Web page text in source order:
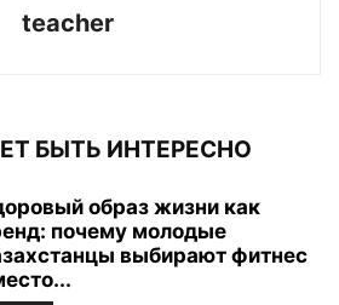
teacher
БЫТЬ ИНТЕРЕСНО
образ жизни как
почему молодые
выбирают фитнес